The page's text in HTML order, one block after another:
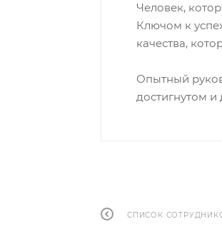
Человек,
Ключом к
качества,
Опытный
достигнутом
СПИСОК